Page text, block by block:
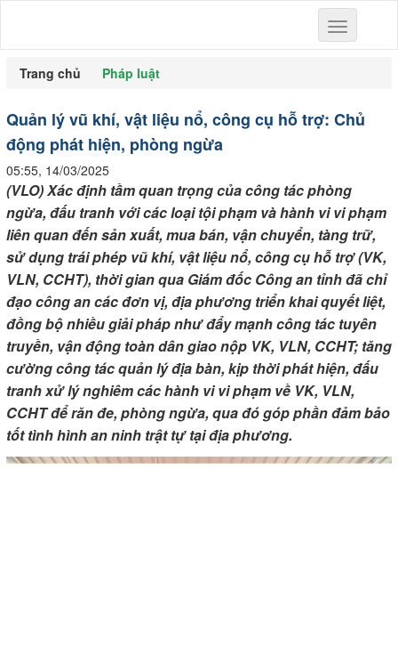
Toggle
navigation
Trang chủ
Pháp luật
Quản lý vũ khí, vật liệu nổ, công cụ hỗ trợ: Chủ
động phát hiện, phòng ngừa
05:55, 14/03/2025
(VLO) Xác định tầm quan trọng của công tác phòng
ngừa, đấu tranh với các loại tội phạm và hành vi vi phạm
liên quan đến sản xuất, mua bán, vận chuyển, tàng trữ,
sử dụng trái phép vũ khí, vật liệu nổ, công cụ hỗ trợ (VK,
VLN, CCHT), thời gian qua Giám đốc Công an tỉnh đã chỉ
đạo công an các đơn vị, địa phương triển khai quyết liệt,
đồng bộ nhiều giải pháp như đẩy mạnh công tác tuyên
truyền, vận động toàn dân giao nộp VK, VLN, CCHT; tăng
cường công tác quản lý địa bàn, kịp thời phát hiện, đấu
tranh xử lý nghiêm các hành vi vi phạm về VK, VLN,
CCHT để răn đe, phòng ngừa, qua đó góp phần đảm bảo
tốt tình hình an ninh trật tự tại địa phương.